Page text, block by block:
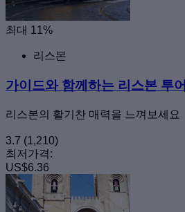
최대 11%
리스본
가이드와 함께하는 리스본 투어
리스본의 활기찬 매력을 느껴보세요
3.7 (1,210)
최저가격:
US$6.36